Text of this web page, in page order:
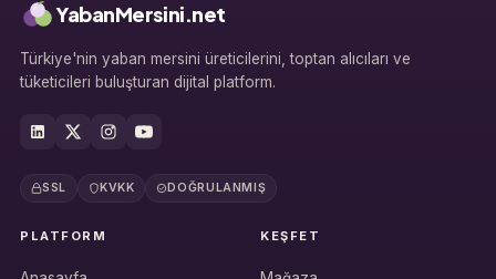
YabanMersini.net
Türkiye'nin yaban mersini üreticilerini, toptan alıcıları ve
tüketicileri buluşturan dijital platform.
SSL KVKK DOĞRULANMIŞ
PLATFORM KEŞFET